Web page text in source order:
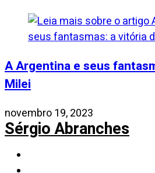
A Argentina e seus
Milei
novembro 19, 2023
Sérgio Abranches